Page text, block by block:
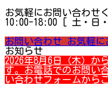
お気軽にお問い合わせ
10:00-18:00 [ 土・日
お問い合わせ
お気軽に
お知らせ
2026年8月6日（木）か
す。お電話でのお問い
い合わせフォームから